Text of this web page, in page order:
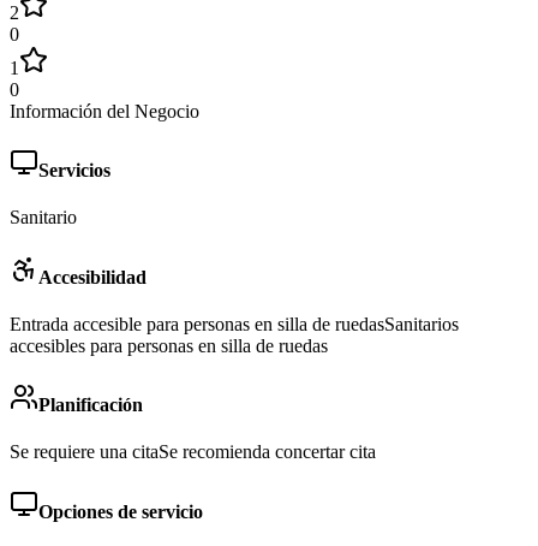
2
0
1
0
Información del Negocio
Servicios
Sanitario
Accesibilidad
Entrada accesible para personas en silla de ruedasSanitarios
accesibles para personas en silla de ruedas
Planificación
Se requiere una citaSe recomienda concertar cita
Opciones de servicio